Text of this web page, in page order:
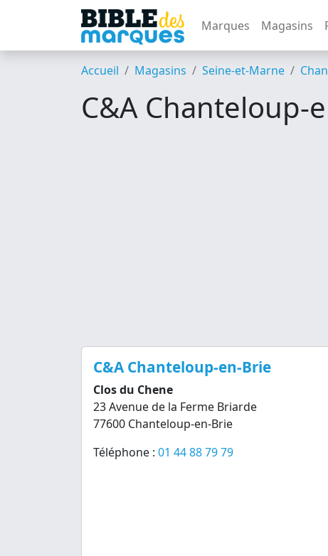
Marques Magasins
Accueil Magasins Seine-et-Marne
C&A Chanteloup-
C&A Chanteloup-en-Brie
Clos du Chene
23 Avenue de la Ferme Briarde
77600 Chanteloup-en-Brie
Téléphone : 01 44 88 79 79